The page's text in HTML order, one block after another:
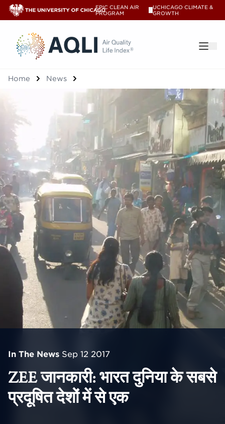
EPIC CLEAN AIR
PROGRAM
UCHICAGO CLIMATE &
GROWTH
®
Home News
In The News Sep 12 2017
ZEE जानकारी: भारत दुनिया के सबसे
प्रदूषित देशों में से एक